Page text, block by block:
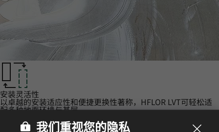
安装灵活性‌
以卓越的安装适应性和便捷更换性著称，HFLOR LVT可轻松适
配多种地面环境与基层。
认证‌我们重视您的隐私